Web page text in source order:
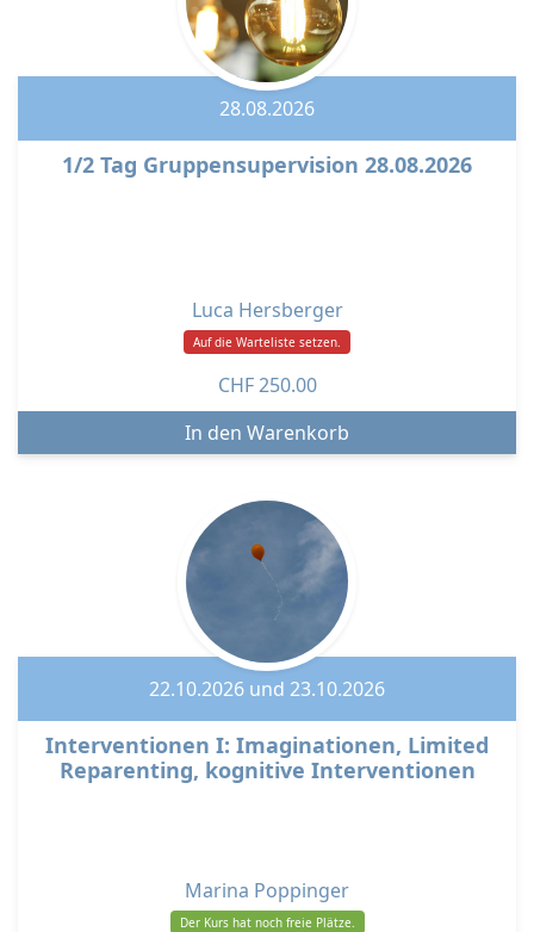
28.08.2026
1/2 Tag Gruppensupervision 28.08.2026
Luca Hersberger
Auf die Warteliste setzen.
CHF250.00
22.10.2026 und 23.10.2026
Interventionen I: Imaginationen, Limited
Reparenting, kognitive Interventionen
Marina Poppinger
Der Kurs hat noch freie Plätze.